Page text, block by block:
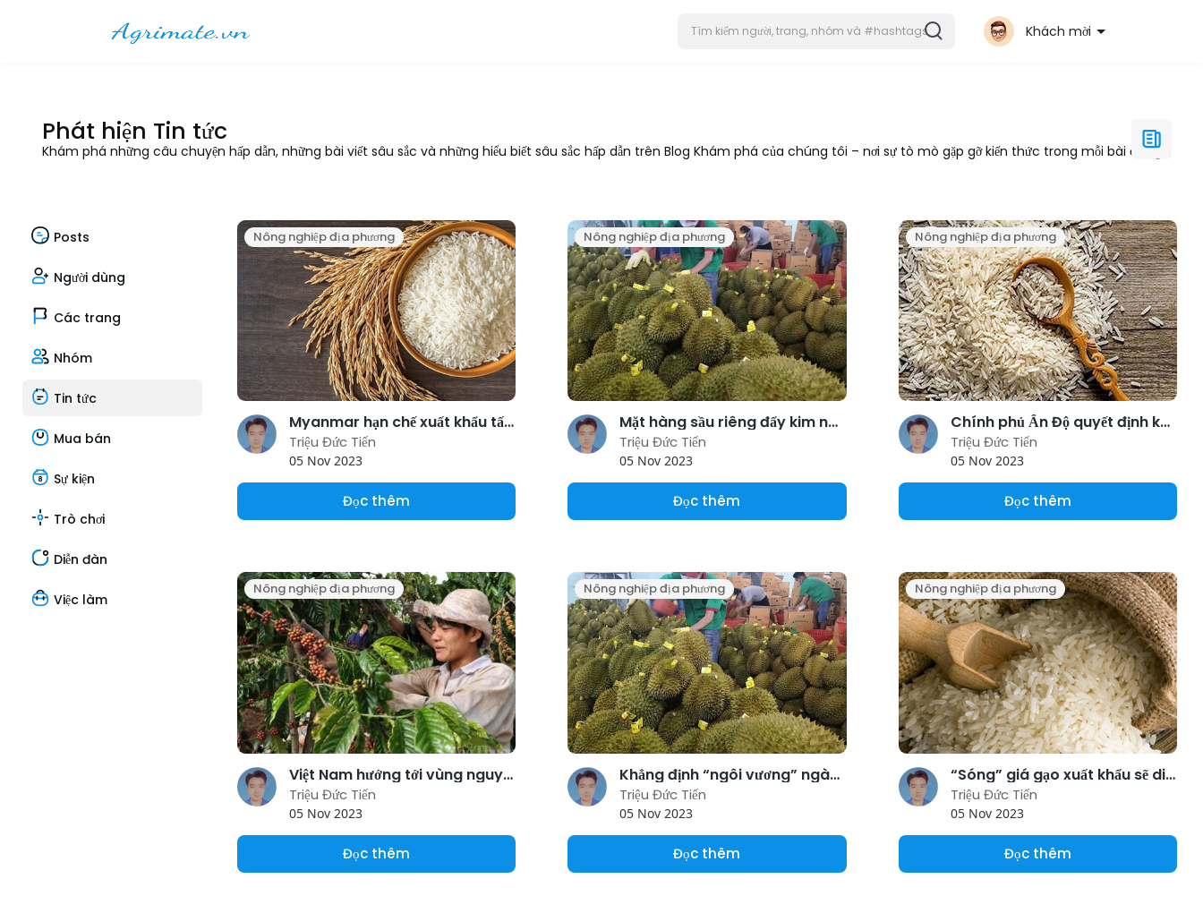
Khách mời
Phát hiện Tin tức
Khám phá những câu chuyện hấp dẫn, những bài viết sâu sắc và những hiểu biết sâu sắc hấp dẫn trên Blog Khám phá của chúng tôi – nơi sự tò mò gặp gỡ kiến thức trong mỗi bài đăng.
Posts
Người dùng
Các trang
Nhóm
Tin tức
Mua bán
Sự kiện
Trò chơi
Diễn đàn
Việc làm
Nông nghiệp địa phương
Myanmar hạn chế xuất khẩu tất cả các loại gạo từ đầu tháng 9/2023
Triệu Đức Tiến
05 Nov 2023
Đọc thêm
Nông nghiệp địa phương
Mặt hàng sầu riêng đẩy kim ngạch xuất khẩu rau quả đạt mức kỷ lục
Triệu Đức Tiến
05 Nov 2023
Đọc thêm
Nông nghiệp địa phương
Chính phủ Ấn Độ quyết định không cho phép xuất khẩu gạo basmati dưới 1.200 USD/tấn
Triệu Đức Tiến
05 Nov 2023
Đọc thêm
Nông nghiệp địa phương
Việt Nam hướng tới vùng nguyên liệu cà phê xuất khẩu đạt chuẩn
Triệu Đức Tiến
05 Nov 2023
Đọc thêm
Nông nghiệp địa phương
Khẳng định “ngôi vương” ngành rau quả, xuất khẩu sầu riêng cán mốc 1,2 tỷ USD sau 8 tháng
Triệu Đức Tiến
05 Nov 2023
Đọc thêm
Nông nghiệp địa phương
“Sóng” giá gạo xuất khẩu sẽ diễn biến ra sao?
Triệu Đức Tiến
05 Nov 2023
Đọc thêm